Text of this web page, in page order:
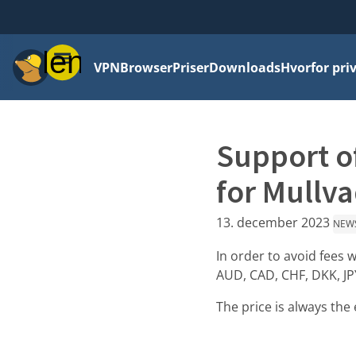
MenuVPNBrowserPriserDownloadsHvorfor
Support
for
13. december 2023
In order to avoid fees
AUD, CAD, CHF, DKK,
The price is always